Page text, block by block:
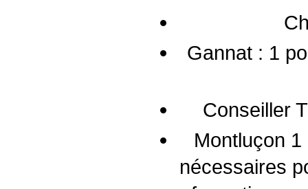
Gannat : 1
Conseiller
Montluçon
nécessaires